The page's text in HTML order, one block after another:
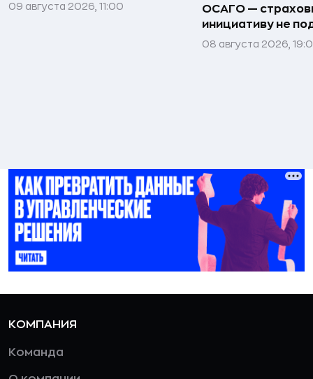
09 августа 2026, 11:00
ОСАГО —
инициативу не
08 августа 2026,
КОМПАНИЯ
Команда